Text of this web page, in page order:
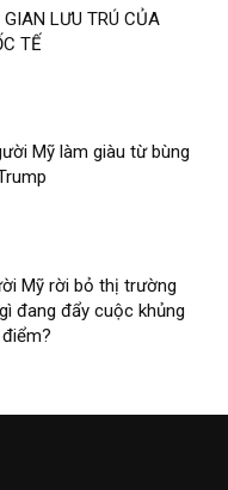
LƯU TRÚ CỦA
TẾ
Mỹ làm giàu từ bùng
Mỹ rời bỏ thị trường
đang đẩy cuộc khủng